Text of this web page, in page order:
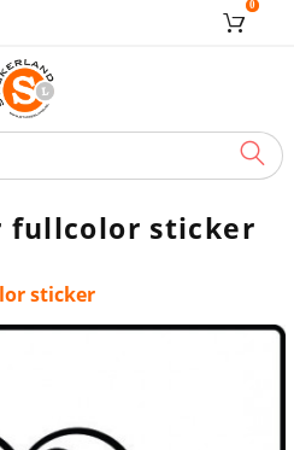
0
fullcolor sticker
sticker